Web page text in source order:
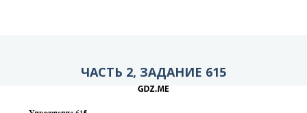
ЧАСТЬ 2, ЗАДАНИЕ 615